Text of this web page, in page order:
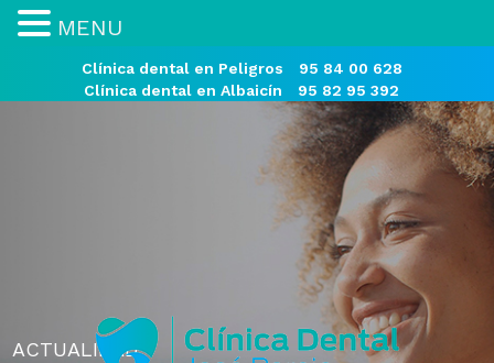
Clínica dental en Peligros
95 84 00 628
Clínica dental en Albaicín
95 82 95 392
ACTUALIDAD
MENU